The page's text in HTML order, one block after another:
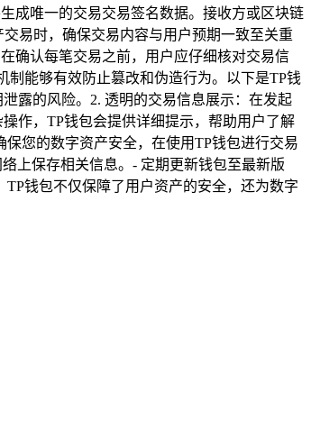
成唯一的交易交易签名数据。接收方或区块链
易时，确保交易内容与用户预期一致至关重
确认每笔交易之前，用户应仔细核对交易信
能够有效防止篡改和伪造行为。以下是TP钱
露的风险。2. 透明的交易信息展示：在发起
作，TP钱包会提供详细提示，帮助用户了解
您的数字资产安全，在使用TP钱包进行交易
上保存相关信息。- 定期更新钱包至最新版
钱包不仅保障了用户资产的安全，还为数字